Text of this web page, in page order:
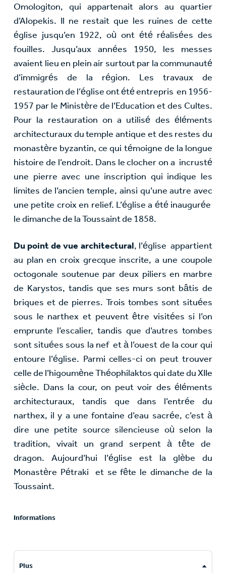
Omologiton, qui appartenait alors au quartier
d’Alopekis. Il ne restait que les ruines de cette
église jusqu’en 1922, où ont été réalisées des
fouilles. Jusqu’aux années 1950, les messes
avaient lieu en plein air surtout par la communauté
d’immigrés de la région. Les travaux de
restauration de l’église ont été entrepris en 1956-
1957 par le Ministère de l’Education et des Cultes.
Pour la restauration on a utilisé des éléments
architecturaux du temple antique et des restes du
monastère byzantin, ce qui témoigne de la longue
histoire de l’endroit. Dans le clocher on a incrusté
une pierre avec une inscription qui indique les
limites de l’ancien temple, ainsi qu’une autre avec
une petite croix en relief. L’église a été inaugurée
le dimanche de la Toussaint de 1858.
Du point de vue architectural, l’église appartient
au plan en croix grecque inscrite, a une coupole
octogonale soutenue par deux piliers en marbre
de Karystos, tandis que ses murs sont bâtis de
briques et de pierres. Trois tombes sont situées
sous le narthex et peuvent être visitées si l’on
emprunte l’escalier, tandis que d’autres tombes
sont situées sous la nef et à l’ouest de la cour qui
entoure l’église. Parmi celles-ci on peut trouver
celle de l’higoumène Théophilaktos qui date du XIIe
siècle. Dans la cour, on peut voir des éléments
architecturaux, tandis que dans l’entrée du
narthex, il y a une fontaine d’eau sacrée, c’est à
dire une petite source silencieuse où selon la
tradition, vivait un grand serpent à tête de
dragon. Aujourd’hui l’église est la glèbe du
Monastère Pétraki et se fête le dimanche de la
Toussaint.
Informations
Plus